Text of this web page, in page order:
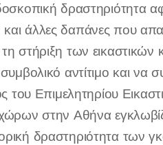
δραστηριότητα
άλλες δαπάνες που
στήριξη των εικαστικών
αντίτιμο και να
Επιμελητηρίου
στην Αθήνα
δραστηριότητα των